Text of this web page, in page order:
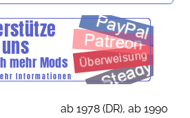
ab 1978 (DR), ab 1990